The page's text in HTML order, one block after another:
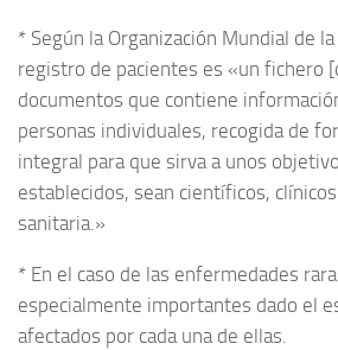
* Según la Organización Mundial de la
registro de pacientes es «un fichero
documentos que contiene
personas individuales, recogida de
integral para que sirva a unos
establecidos, sean científicos,
sanitaria.»
* En el caso de las enfermedades
especialmente importantes dado el
afectados por cada una de ellas.